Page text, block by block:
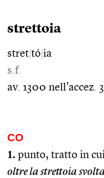
strettoia
stret tó ia
s.f.
av. 1300 nell'accez.
CO
1. punto, tratto in
oltre la strettoia